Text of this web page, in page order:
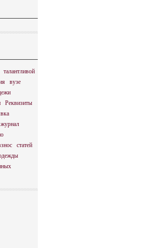
талантливой
вузе
Реквизиты
журнал
статей